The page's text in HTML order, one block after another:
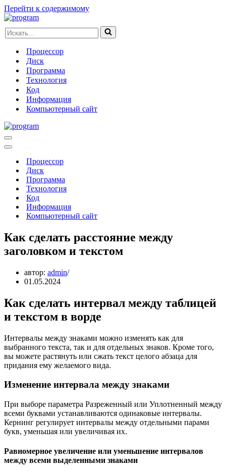
Перейти к содержимому
Искать...
Процессор
Диск
Программа
Технология
Код
Информация
Компьютерный сайт
Меню
навигации
Меню
навигацииПроцессор
Диск
Программа
Технология
Код
Информация
Компьютерный сайт
Как сделать расстояние между
заголовком и текстом
автор: admin
01.05.2024
Как сделать интервал между таблицей
и текстом в ворде
Интервалы между знаками можно изменять как для
выбранного текста, так и для отдельных знаков. Кроме того,
вы можете растянуть или сжать текст целого абзаца для
придания ему желаемого вида.
Изменение интервала между знаками
При выборе параметра Разреженный или Уплотненный между
всеми буквами устанавливаются одинаковые интервалы.
Кернинг регулирует интервалы между отдельными парами
букв, уменьшая или увеличивая их.
Равномерное увеличение или уменьшение интервалов
между всеми выделенными знаками